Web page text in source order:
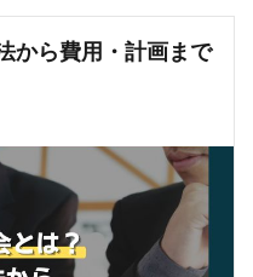
から費用・計画まで
会
見込み顧客
顧客ターゲット
事DX展示会
btob